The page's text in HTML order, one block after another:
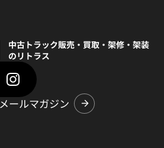
中古トラック販売・買取・架修・架装
のリトラス
メールマガジン